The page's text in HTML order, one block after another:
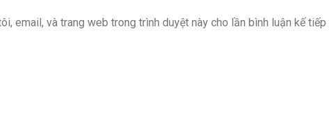
email, và trang web trong trình duyệt này cho lần bình luận kế tiếp